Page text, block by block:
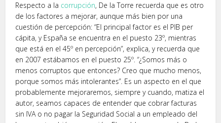
Respecto a la corrupción, De la Torre recuerda que es otro
de los factores a mejorar, aunque más bien por una
cuestión de percepción: “El principal factor es el PIB per
cápita, y España se encuentra en el puesto 23º, mientras
que está en el 45º en percepción”, explica, y recuerda que
en 2007 estábamos en el puesto 25º. “¿Somos más o
menos corruptos que entonces? Creo que mucho menos,
porque somos más intolerantes”. Es un aspecto en el que
probablemente mejoraremos, siempre y cuando, matiza el
autor, seamos capaces de entender que cobrar facturas
sin IVA o no pagar la Seguridad Social a un empleado del